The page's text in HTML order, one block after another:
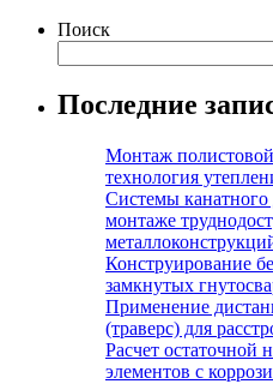
Поиск
Последние
Монтаж
технология
Системы
монтаже
Конструирование
замкнутых
Применение
(траверс) для
Расчет остаточной
элементов с